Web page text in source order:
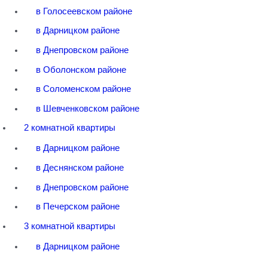
в Голосеевском районе
в Дарницком районе
в Днепровском районе
в Оболонском районе
в Соломенском районе
в Шевченковском районе
2 комнатной квартиры
в Дарницком районе
в Деснянском районе
в Днепровском районе
в Печерском районе
3 комнатной квартиры
в Дарницком районе